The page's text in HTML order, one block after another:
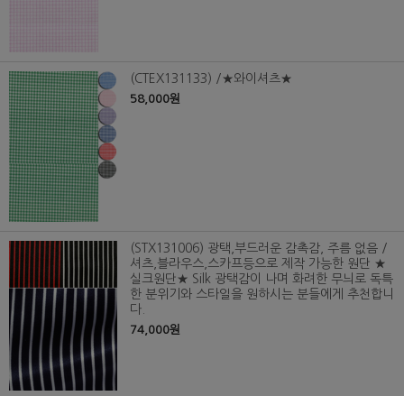
(CTEX131133) /★와이셔츠★
58,000원
(STX131006) 광택,부드러운 감촉감, 주름 없음 /
셔츠,블라우스,스카프등으로 제작 가능한 원단 ★
실크원단★ Silk 광택감이 나며 화려한 무늬로 독특
한 분위기와 스타일을 원하시는 분들에게 추천합니
다.
74,000원